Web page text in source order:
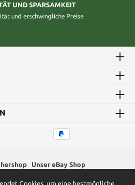
UND SPARSAMKEIT
und erschwingliche Preise
Unser eBay Shop